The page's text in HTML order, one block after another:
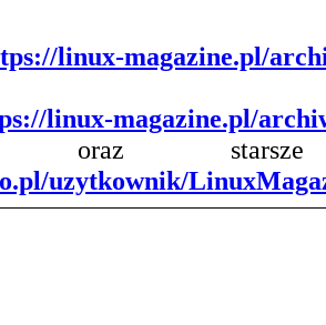
linux-magazine.pl/
linux-magazine.pl/
oraz
uzytkownik/